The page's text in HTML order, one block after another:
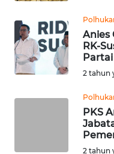
Anies
RK-
Partai
2 tahun
PKS
2 tahun
WN
JAKARTA
WN